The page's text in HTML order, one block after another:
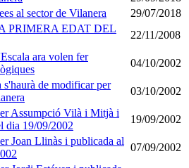
al sector de Vilanera
29/07/2018
PRIMERA EDAT DEL
22/11/2008
ara volen fer
04/10/2002
de modificar per
03/10/2002
Assumpció Vilà i Mitjà i
dia 19/09/2002
19/09/2002
Joan Llinàs i publicada al
07/09/2002